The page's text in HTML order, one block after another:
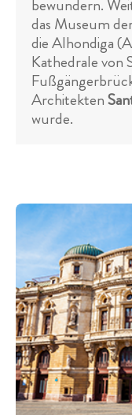
bewundern.
das Museum
die Alhondiga
Kathedrale von
Architekten
wurde.